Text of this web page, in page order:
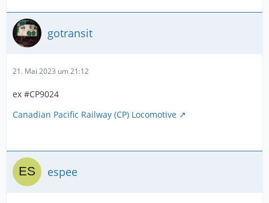
gotransit
21. Mai 2023 um 21:12
ex #CP9024
Canadian Pacific Railway (CP) Locomotive
espee